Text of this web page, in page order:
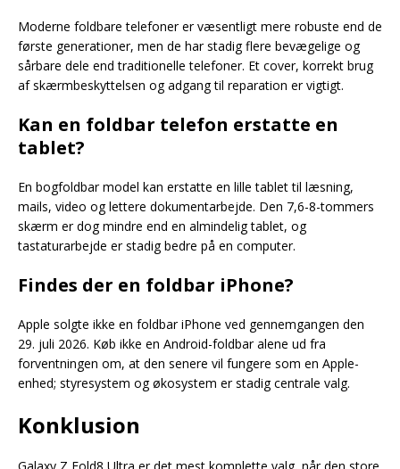
Moderne foldbare telefoner er væsentligt mere robuste end de
første generationer, men de har stadig flere bevægelige og
sårbare dele end traditionelle telefoner. Et cover, korrekt brug
af skærmbeskyttelsen og adgang til reparation er vigtigt.
Kan en foldbar telefon erstatte en
tablet?
En bogfoldbar model kan erstatte en lille tablet til læsning,
mails, video og lettere dokumentarbejde. Den 7,6-8-tommers
skærm er dog mindre end en almindelig tablet, og
tastaturarbejde er stadig bedre på en computer.
Findes der en foldbar iPhone?
Apple solgte ikke en foldbar iPhone ved gennemgangen den
29. juli 2026. Køb ikke en Android-foldbar alene ud fra
forventningen om, at den senere vil fungere som en Apple-
enhed; styresystem og økosystem er stadig centrale valg.
Konklusion